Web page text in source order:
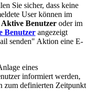
Sie sicher, dass keine
User können im
Benutzer oder im
Benutzer angezeigt
senden" Aktion eine E-
eines
informiert werden,
zum definierten Zeitpunkt